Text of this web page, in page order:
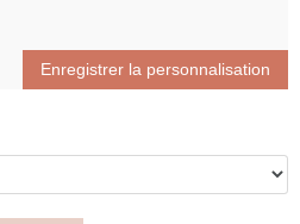
Enregistrer la personnalisation